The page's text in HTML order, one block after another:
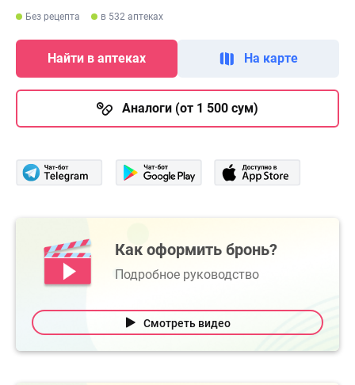
Без рецепта в 532 аптеках
Найти в аптеках На карте
Аналоги (от 1 500 сум)
Как оформить бронь?
Подробное руководство
Смотреть видео